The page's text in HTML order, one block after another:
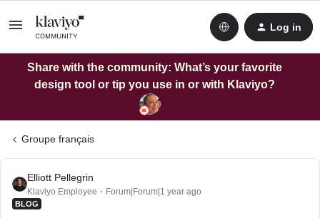
Log in
Share with the community: What’s your favorite
design tool or tip you use in or with Klaviyo?
Groupe français
Elliott Pellegrin
Klaviyo Employee Forum|Forum|1 year ago
BLOG